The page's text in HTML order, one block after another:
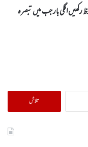
اگلی بار جب میں تبصرہ
تلاش
کریں